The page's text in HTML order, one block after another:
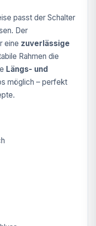
passt der Schalter
Der
eine zuverlässige
Rahmen die
Längs- und
möglich – perfekt